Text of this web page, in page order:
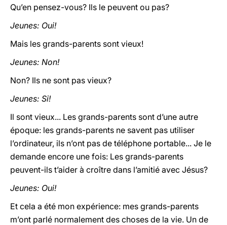
Qu’en pensez-vous? Ils le peuvent ou pas?
Jeunes: Oui!
Mais les grands-parents sont vieux!
Jeunes: Non!
Non? Ils ne sont pas vieux?
Jeunes: Si!
Il sont vieux... Les grands-parents sont d’une autre
époque: les grands-parents ne savent pas utiliser
l’ordinateur, ils n’ont pas de téléphone portable... Je le
demande encore une fois: Les grands-parents
peuvent-ils t’aider à croître dans l’amitié avec Jésus?
Jeunes: Oui!
Et cela a été mon expérience: mes grands-parents
m’ont parlé normalement des choses de la vie. Un de